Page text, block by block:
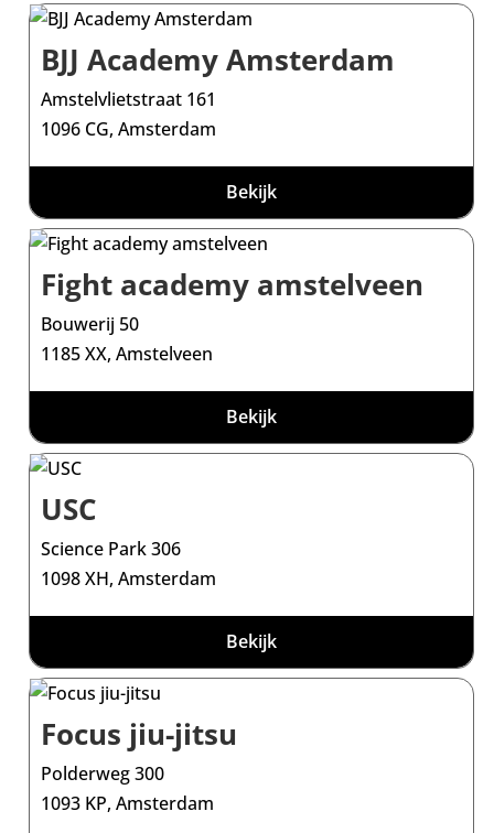
BJJ Academy Amsterdam
Amstelvlietstraat 161
1096 CG, Amsterdam
Bekijk
Fight academy amstelveen
Bouwerij 50
1185 XX, Amstelveen
Bekijk
USC
Science Park 306
1098 XH, Amsterdam
Bekijk
Focus jiu-jitsu
Polderweg 300
1093 KP, Amsterdam